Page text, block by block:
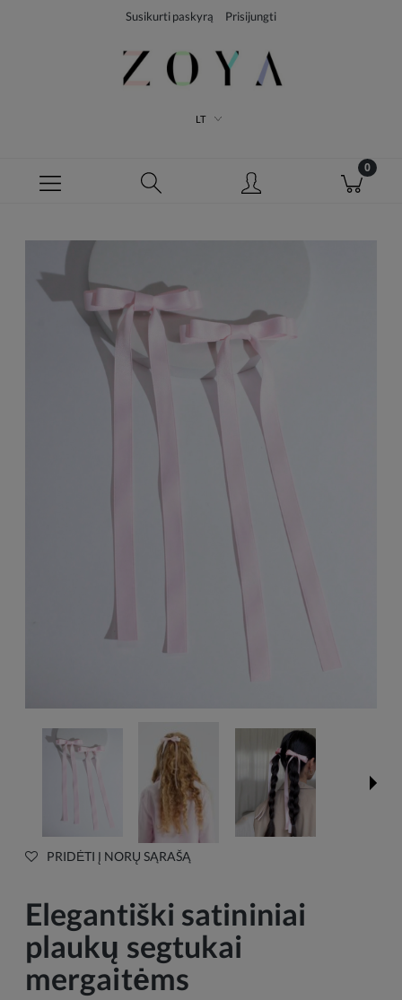
Susikurti paskyrą Prisijungti
LT
PRIDĖTI Į NORŲ SĄRAŠĄ
Elegantiški satininiai
plaukų segtukai
mergaitėms